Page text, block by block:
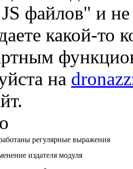
файлов" и
какой-то
на
регулярные выражения
издателя модуля